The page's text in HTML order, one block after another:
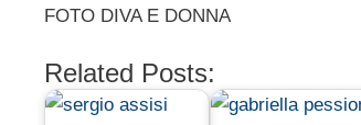
FOTO DIVA E DONNA
Related Posts: